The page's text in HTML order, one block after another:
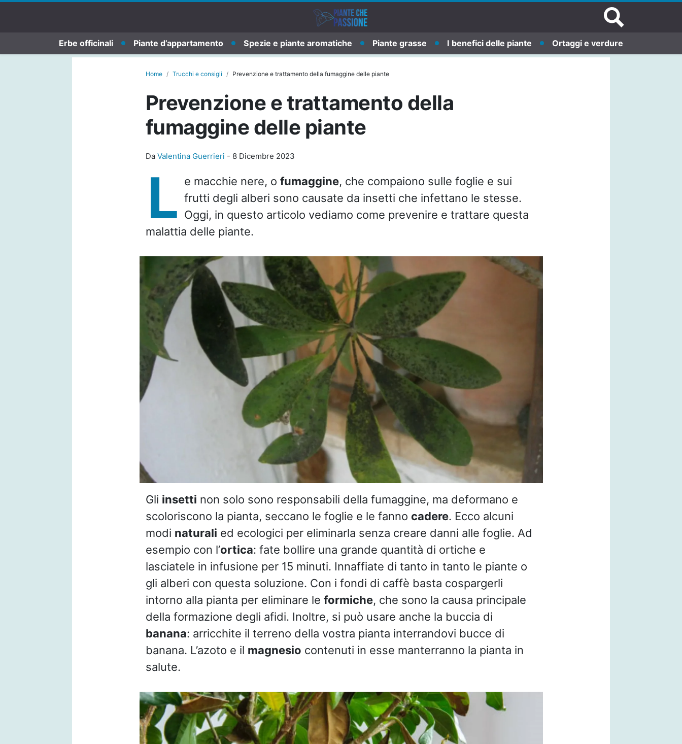
Erbe officinali Piante d’appartamento Spezie e piante aromatiche Piante grasse I benefici delle piante Ortaggi e verdure
Home Trucchi e consigli Prevenzione e trattamento della fumaggine delle piante
Prevenzione e trattamento della
fumaggine delle piante
Da Valentina Guerrieri - 8 Dicembre 2023
L e macchie nere, o fumaggine, che compaiono sulle foglie e sui
frutti degli alberi sono causate da insetti che infettano le stesse.
Oggi, in questo articolo vediamo come prevenire e trattare questa
malattia delle piante.
Gli insetti non solo sono responsabili della fumaggine, ma deformano e
scoloriscono la pianta, seccano le foglie e le fanno cadere. Ecco alcuni
modi naturali ed ecologici per eliminarla senza creare danni alle foglie. Ad
esempio con l’ortica: fate bollire una grande quantità di ortiche e
lasciatele in infusione per 15 minuti. Innaffiate di tanto in tanto le piante o
gli alberi con questa soluzione. Con i fondi di caffè basta cospargerli
intorno alla pianta per eliminare le formiche, che sono la causa principale
della formazione degli afidi. Inoltre, si può usare anche la buccia di
banana: arricchite il terreno della vostra pianta interrandovi bucce di
banana. L’azoto e il magnesio contenuti in esse manterranno la pianta in
salute.